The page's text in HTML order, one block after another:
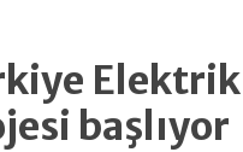
başlıyor